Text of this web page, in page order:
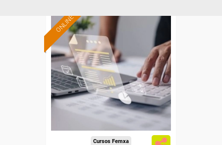
ONLINE
Formación 100%
subvencionada.
Para desempleados,
trabajadores y autónomos.
Sector
-Administración.
Cursos Femxa